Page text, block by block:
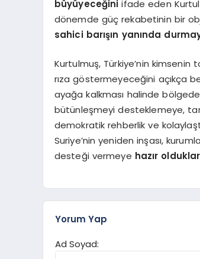
büyüyeceğini ifade eden
dönemde güç rekabetinin bir
sahici barışın yanında
Kurtulmuş, Türkiye’nin kimsenin
rıza göstermeyeceğini açıkça
ayağa kalkması halinde
bütünleşmeyi desteklemeye,
demokratik rehberlik ve
Suriye’nin yeniden inşası,
desteği vermeye hazır
Yorum Yap
Ad Soyad: